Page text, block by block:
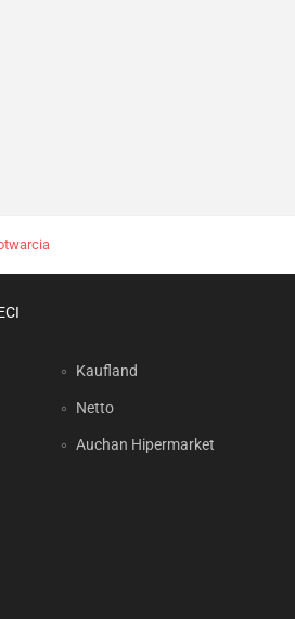
Kaufland
Netto
Auchan Hipermarket